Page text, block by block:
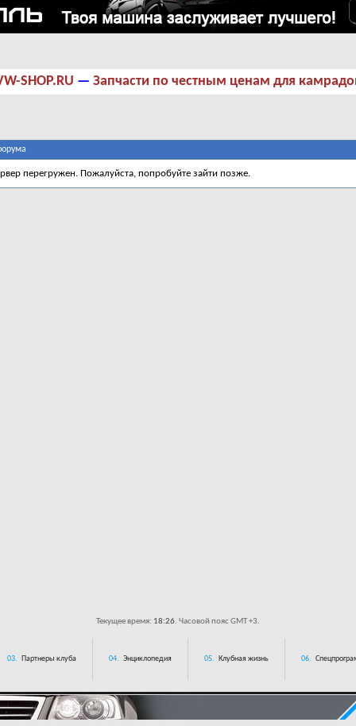
SHOP.RU — Запчасти по честным ценам для
перегружен. Пожалуйста, попробуйте зайти позже.
Текущее время: 18:26. Часовой пояс GMT +3.
03. Партнеры клуба 04. Энциклопедия 05. Клубная жизнь 06.